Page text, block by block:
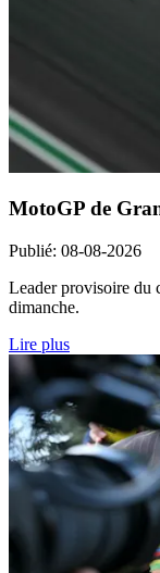
MotoGP de
Publié: 08-08-2026
Leader provisoire du
dimanche.
Lire plus